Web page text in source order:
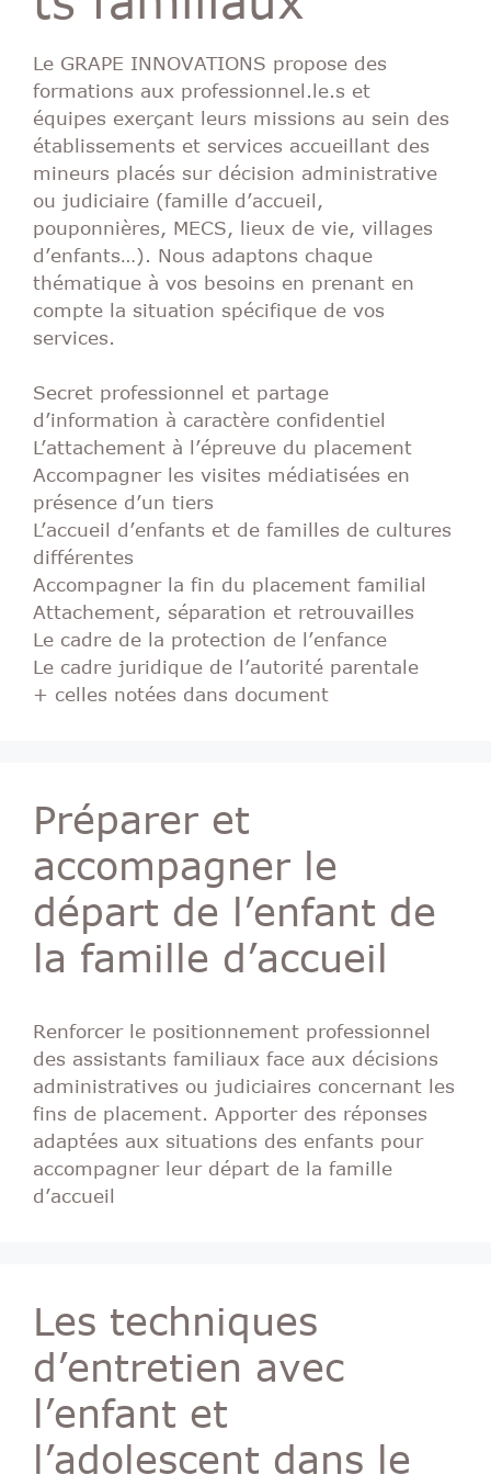
Le GRAPE INNOVATIONS propose des
formations aux professionnel.le.s et
équipes exerçant leurs missions au sein des
établissements et services accueillant des
mineurs placés sur décision administrative
ou judiciaire (famille d’accueil,
pouponnières, MECS, lieux de vie, villages
d’enfants…). Nous adaptons chaque
thématique à vos besoins en prenant en
compte la situation spécifique de vos
services.
Secret professionnel et partage
d’information à caractère confidentiel
L’attachement à l’épreuve du placement
Accompagner les visites médiatisées en
présence d’un tiers
L’accueil d’enfants et de familles de cultures
différentes
Accompagner la fin du placement familial
Attachement, séparation et retrouvailles
Le cadre de la protection de l’enfance
Le cadre juridique de l’autorité parentale
+ celles notées dans document
Préparer et
accompagner le
départ de l’enfant de
la famille d’accueil
Renforcer le positionnement professionnel
des assistants familiaux face aux décisions
administratives ou judiciaires concernant les
fins de placement. Apporter des réponses
adaptées aux situations des enfants pour
accompagner leur départ de la famille
d’accueil
Les techniques
d’entretien avec
l’enfant et
l’adolescent dans le